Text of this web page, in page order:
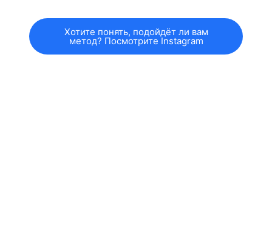
Хотите понять, подойдёт ли вам
метод? Посмотрите Instagram